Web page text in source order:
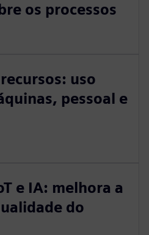
os processos
uso
pessoal e
e IA: melhora a
do